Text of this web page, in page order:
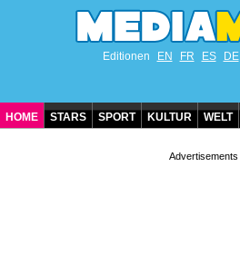
Editionen EN FR ES DE
HOME STARS SPORT KULTUR WELT